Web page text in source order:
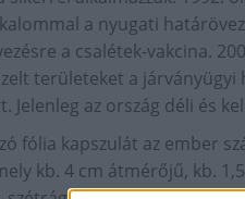
a nyugati
a csalétek-vakcina.
területeket a járványügyi
Jelenleg az ország déli és
fólia kapszulát az ember
kb. 4 cm átmérőjű, kb.